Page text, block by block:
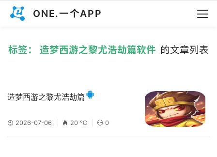
ONE.一个APP
标签： 造梦西游之黎尤浩劫篇软件 的文章列表
造梦西游之黎尤浩劫篇
2026-07-06 20 ℃ 0